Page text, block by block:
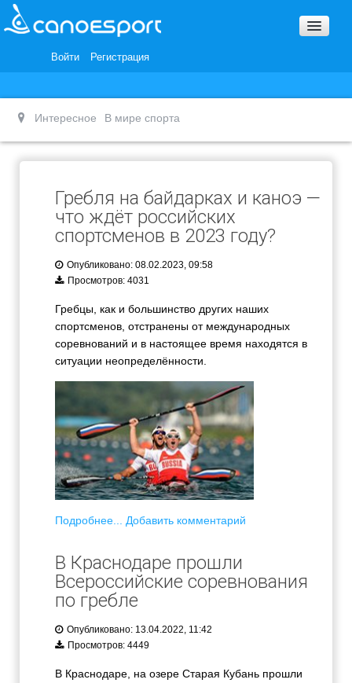
Войти Регистрация
Награды и Благодарности
Интересное В мире спорта
Гребля на байдарках и каноэ —
что ждёт российских
спортсменов в 2023 году?
Опубликовано: 08.02.2023, 09:58
Просмотров: 4031
Гребцы, как и большинство других наших
спортсменов, отстранены от международных
соревнований и в настоящее время находятся в
ситуации неопределённости.
Подробнее... Добавить комментарий
В Краснодаре прошли
Всероссийские соревнования
по гребле
Опубликовано: 13.04.2022, 11:42
Просмотров: 4449
В Краснодаре, на озере Старая Кубань прошли